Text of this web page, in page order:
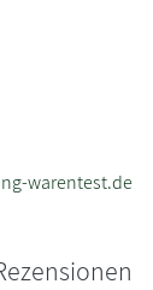
warentest.de